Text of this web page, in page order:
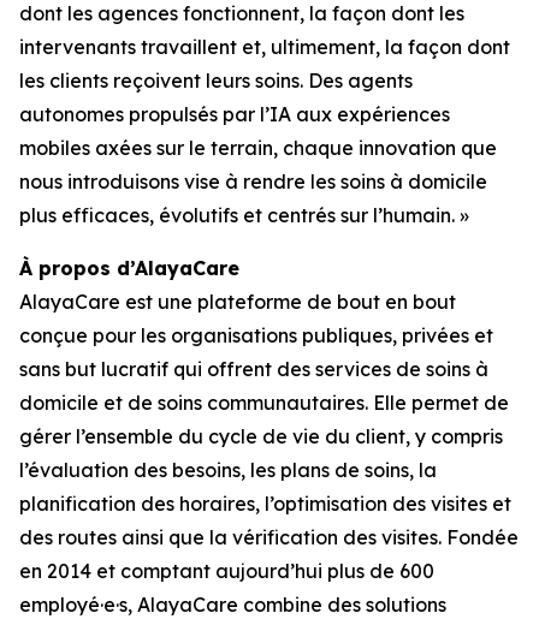
dont les agences fonctionnent, la façon dont les
intervenants travaillent et, ultimement, la façon dont
les clients reçoivent leurs soins. Des agents
autonomes propulsés par l’IA aux expériences
mobiles axées sur le terrain, chaque innovation que
nous introduisons vise à rendre les soins à domicile
plus efficaces, évolutifs et centrés sur l’humain. »
À propos d’AlayaCare
AlayaCare est une plateforme de bout en bout
conçue pour les organisations publiques, privées et
sans but lucratif qui offrent des services de soins à
domicile et de soins communautaires. Elle permet de
gérer l’ensemble du cycle de vie du client, y compris
l’évaluation des besoins, les plans de soins, la
planification des horaires, l’optimisation des visites et
des routes ainsi que la vérification des visites. Fondée
en 2014 et comptant aujourd’hui plus de 600
employé·e·s, AlayaCare combine des solutions